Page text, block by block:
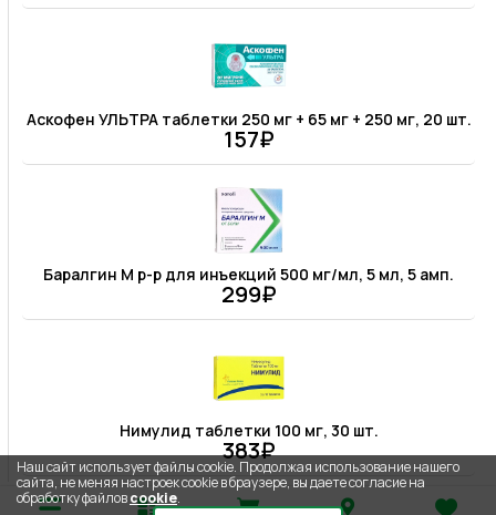
Аскофен УЛЬТРА таблетки 250 мг + 65 мг + 250 мг, 20 шт.
157₽
Баралгин М р-р для инъекций 500 мг/мл, 5 мл, 5 амп.
299₽
Нимулид таблетки 100 мг, 30 шт.
383₽
Наш сайт использует файлы cookie. Продолжая использование нашего
сайта, не меняя настроек cookie в браузере, вы даете согласие на
обработку файловcookie.